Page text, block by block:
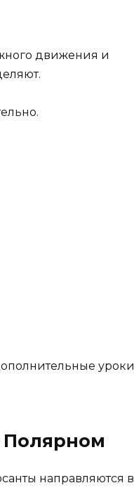
движения и
уроки
Полярном
направляются в